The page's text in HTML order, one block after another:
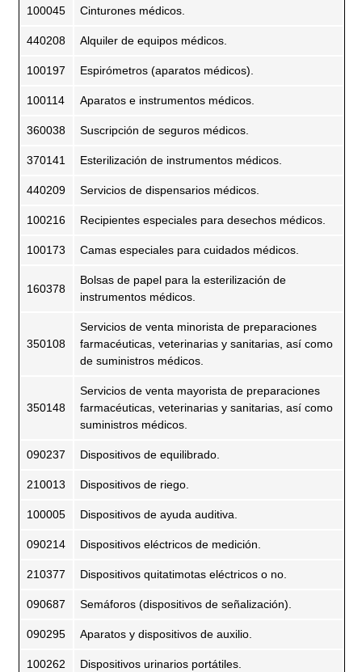
100045 Cinturones médicos.
440208 Alquiler de equipos médicos.
100197 Espirómetros (aparatos médicos).
100114 Aparatos e instrumentos médicos.
360038 Suscripción de seguros médicos.
370141 Esterilización de instrumentos médicos.
440209 Servicios de dispensarios médicos.
100216 Recipientes especiales para desechos médicos.
100173 Camas especiales para cuidados médicos.
160378
Bolsas de papel para la esterilización de
instrumentos médicos.
350108
Servicios de venta minorista de preparaciones
farmacéuticas, veterinarias y sanitarias, así como
de suministros médicos.
350148
Servicios de venta mayorista de preparaciones
farmacéuticas, veterinarias y sanitarias, así como
suministros médicos.
090237 Dispositivos de equilibrado.
210013 Dispositivos de riego.
100005 Dispositivos de ayuda auditiva.
090214 Dispositivos eléctricos de medición.
210377 Dispositivos quitatimotas eléctricos o no.
090687 Semáforos (dispositivos de señalización).
090295 Aparatos y dispositivos de auxilio.
100262 Dispositivos urinarios portátiles.